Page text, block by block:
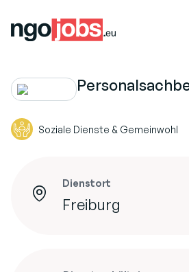
Soziale Dienste & Gemeinwohl
Dienstort
Freiburg